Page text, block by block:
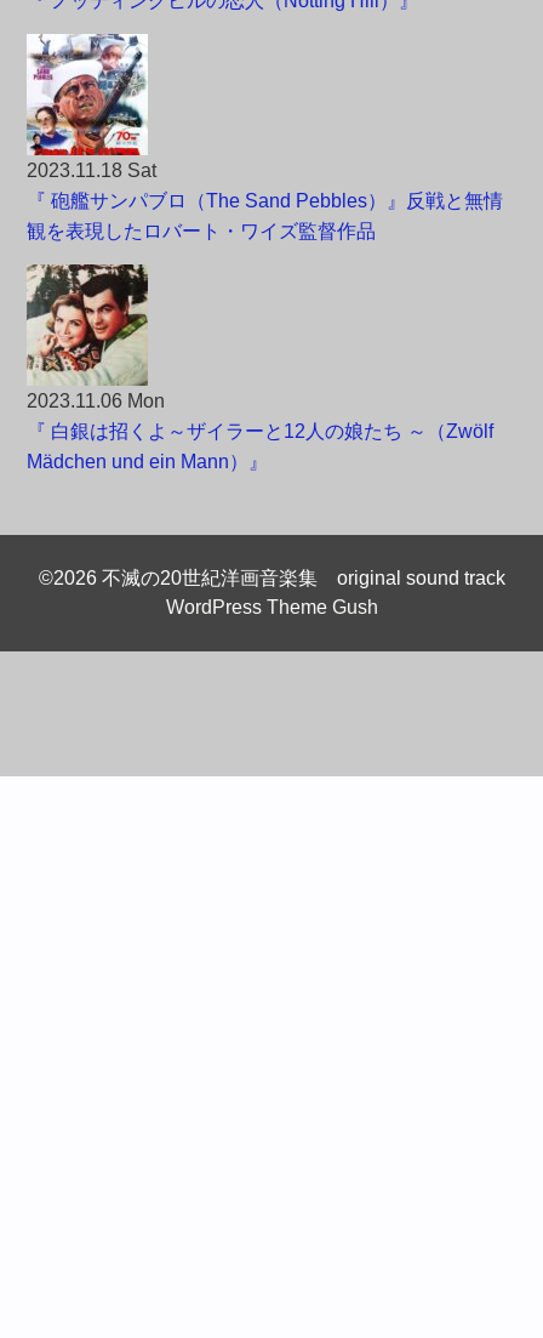
2023.11.18 Sat
『 砲艦サンパブロ（The Sand Pebbles）』反戦と無情
観を表現したロバート・ワイズ監督作品
2023.11.06 Mon
『 白銀は招くよ～ザイラーと12人の娘たち ～（Zwölf
Mädchen und ein Mann）』
©2026 不滅の20世紀洋画音楽集 original sound track
WordPress Theme Gush